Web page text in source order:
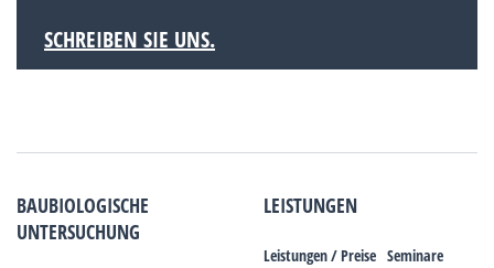
SCHREIBEN SIE UNS.
BAUBIOLOGISCHE
UNTERSUCHUNG
LEISTUNGEN
Leistungen / Preise Seminare